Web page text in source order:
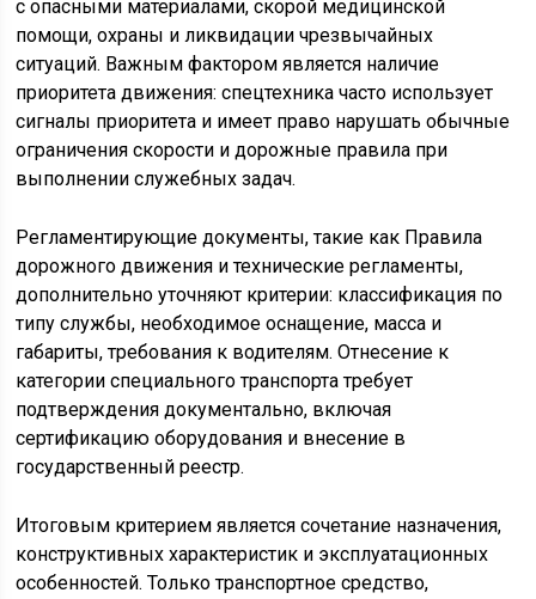
с опасными материалами, скорой медицинской
помощи, охраны и ликвидации чрезвычайных
ситуаций. Важным фактором является наличие
приоритета движения: спецтехника часто использует
сигналы приоритета и имеет право нарушать обычные
ограничения скорости и дорожные правила при
выполнении служебных задач.
Регламентирующие документы, такие как Правила
дорожного движения и технические регламенты,
дополнительно уточняют критерии: классификация по
типу службы, необходимое оснащение, масса и
габариты, требования к водителям. Отнесение к
категории специального транспорта требует
подтверждения документально, включая
сертификацию оборудования и внесение в
государственный реестр.
Итоговым критерием является сочетание назначения,
конструктивных характеристик и эксплуатационных
особенностей. Только транспортное средство,